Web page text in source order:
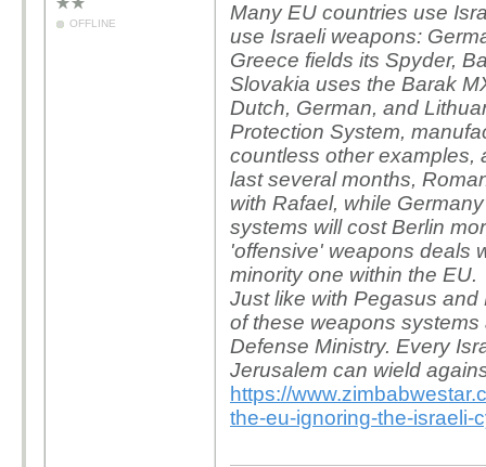
OFFLINE
Many EU countries use
use Israeli weapons:
Greece fields its Spyder,
Slovakia uses the Barak
Dutch, German, and
Protection System,
countless other examples,
last several months,
with Rafael, while
systems will cost Berlin
'offensive' weapons deals
minority one within the EU.
Just like with Pegasus
of these weapons
Defense Ministry. Every
Jerusalem can wield
https://
the-eu-ignoring-the-israeli-